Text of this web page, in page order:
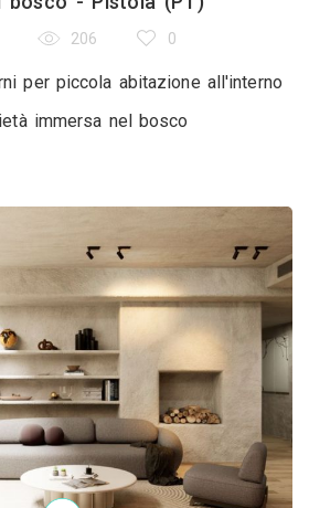
206 0
per piccola abitazione all'interno
immersa nel bosco